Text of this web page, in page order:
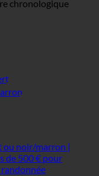
chronologique
ou noir/marron |
de 500 € pour
randonnée